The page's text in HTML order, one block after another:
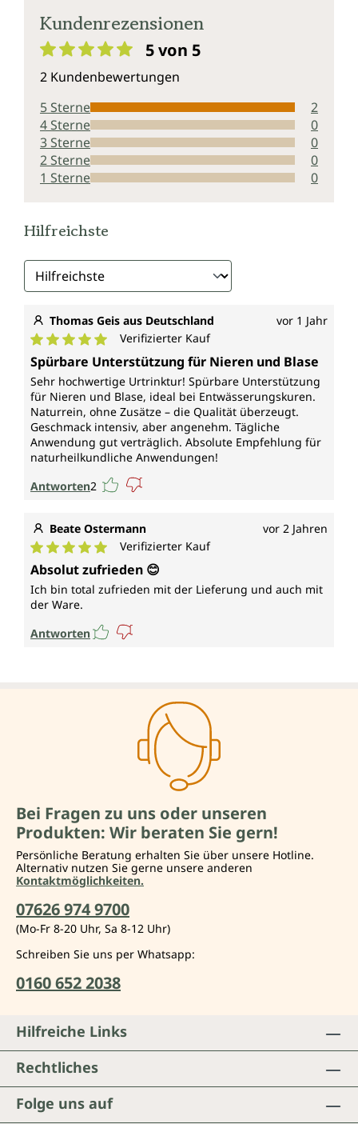
Kundenrezensionen
5 von 5
2 Kundenbewertungen
5 Sterne
2
4 Sterne
0
3 Sterne
0
2 Sterne
0
1 Sterne
0
Hilfreichste
Thomas Geis aus Deutschland vor 1 Jahr
Durchschnittliche Bewertung von 5 von 5 Sternen
Verifizierter Kauf
Spürbare Unterstützung für Nieren und Blase
Sehr hochwertige Urtrinktur! Spürbare Unterstützung
für Nieren und Blase, ideal bei Entwässerungskuren.
Naturrein, ohne Zusätze – die Qualität überzeugt.
Geschmack intensiv, aber angenehm. Tägliche
Anwendung gut verträglich. Absolute Empfehlung für
naturheilkundliche Anwendungen!
Antworten2
Beate Ostermann vor 2 Jahren
Durchschnittliche Bewertung von 5 von 5 Sternen
Verifizierter Kauf
Absolut zufrieden 😊
Ich bin total zufrieden mit der Lieferung und auch mit
der Ware.
Antworten
Bei Fragen zu uns oder unseren
Produkten: Wir beraten Sie gern!
Persönliche Beratung erhalten Sie über unsere Hotline.
Alternativ nutzen Sie gerne unsere anderen
Kontaktmöglichkeiten.
07626 974 9700
(Mo-Fr 8-20 Uhr, Sa 8-12 Uhr)
Schreiben Sie uns per Whatsapp:
0160 652 2038
Folge uns auf
Hilfreiche Links
Rechtliches